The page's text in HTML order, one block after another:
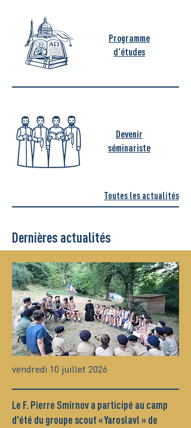
Programme
d'études
Devenir
séminariste
Toutes les actualités
Dernières actualités
vendredi 10 juillet 2026
Le F. Pierre Smirnov a participé au camp
d'été du groupe scout « Yaroslavl » de